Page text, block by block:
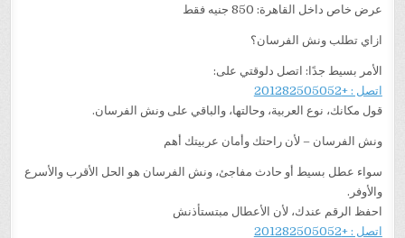
عرض خاص داخل القاهرة: 850 جنيه فقط
ازاي تطلب ونش الفرسان؟
الأمر بسيط جدًا: اتصل دلوقتي على:
اتصل : +201282505052
قول مكانك، نوع العربية، وحالتها، والباقي على ونش الفرسان.
ونش الفرسان – لأن راحتك وأمان عربيتك أهم
سواء عطل بسيط أو حادث مفاجئ، ونش الفرسان هو الحل الأقرب والأسرع
والأوفر.
احفظ الرقم عندك، لأن الأعطال مبتستأذنش
اتصل : +201282505052